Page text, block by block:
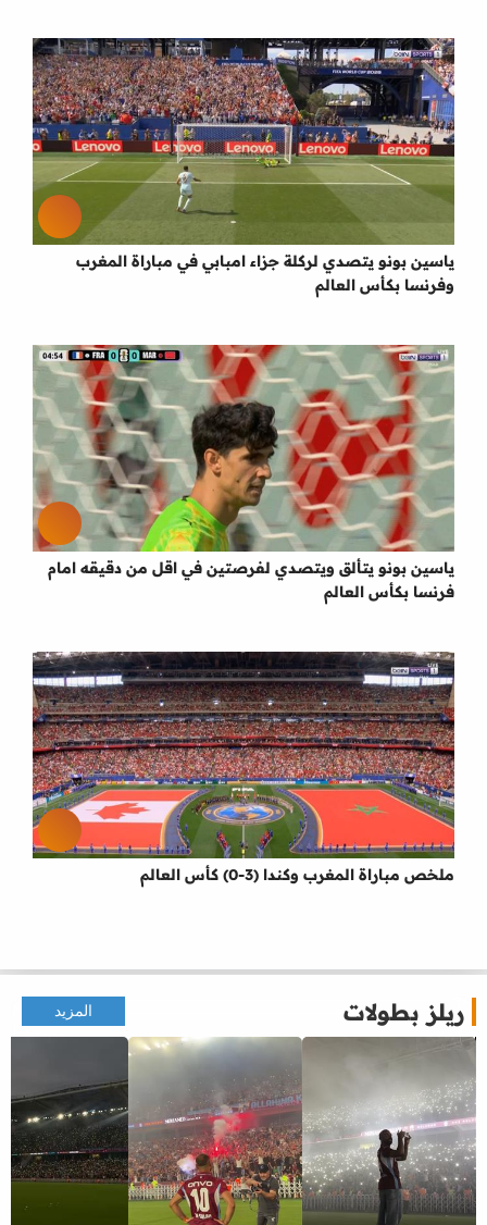
ياسين بونو يتصدي لركلة جزاء امبابي في مباراة المغرب
وفرنسا بكأس العالم
ياسين بونو يتألق ويتصدي لفرصتين في اقل من دقيقه امام
فرنسا بكأس العالم
ملخص مباراة المغرب وكندا (3-0) كأس العالم
ريلز بطولات المزيد